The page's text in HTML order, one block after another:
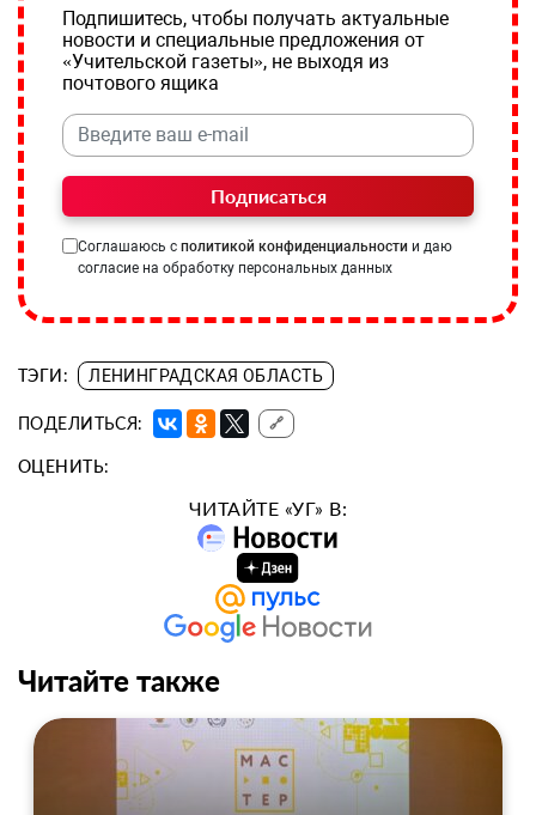
Подпишитесь, чтобы получать актуальные
новости и специальные предложения от
«Учительской газеты», не выходя из
почтового ящика
Подписаться
Соглашаюсь с политикой конфиденциальности и даю
согласие на обработку персональных данных
ТЭГИ: ЛЕНИНГРАДСКАЯ ОБЛАСТЬ
ПОДЕЛИТЬСЯ: 🔗
ОЦЕНИТЬ:
ЧИТАЙТЕ «УГ» В:
Читайте также